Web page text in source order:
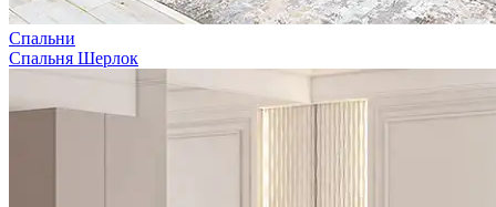
Спальни
Спальня Шерлок